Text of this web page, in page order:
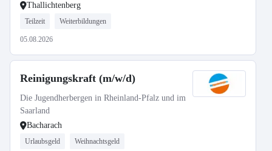
Thallichtenberg
Teilzeit Weiterbildungen
05.08.2026
Reinigungskraft (m/w/d)
Die Jugendherbergen in Rheinland-Pfalz und im
Saarland
Bacharach
Urlaubsgeld Weihnachtsgeld